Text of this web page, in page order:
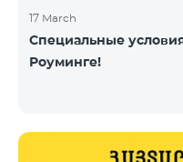
17 March
Специальные
Роуминге!